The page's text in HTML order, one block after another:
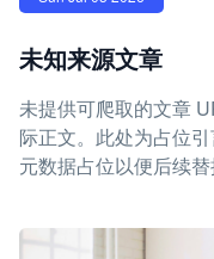
未知来源文章
未提供可爬取的文章
际正文。此处为占位
元数据占位以便后续替